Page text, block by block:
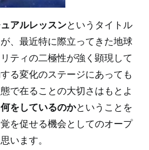
アルレッスンというタイトル
、最近特に際立ってきた地球
ティの二極性が強く顕現して
る変化のステージにあっても
で在ることの大切さはもとよ
をしているのかということを
を促せる機会としてのオープ
います。